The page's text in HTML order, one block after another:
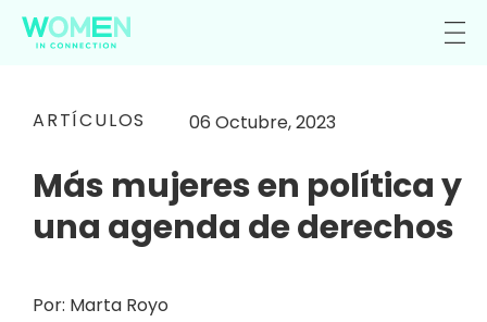
ARTÍCULOS 06 Octubre, 2023
Más mujeres en política y
una agenda de derechos
Por: Marta Royo